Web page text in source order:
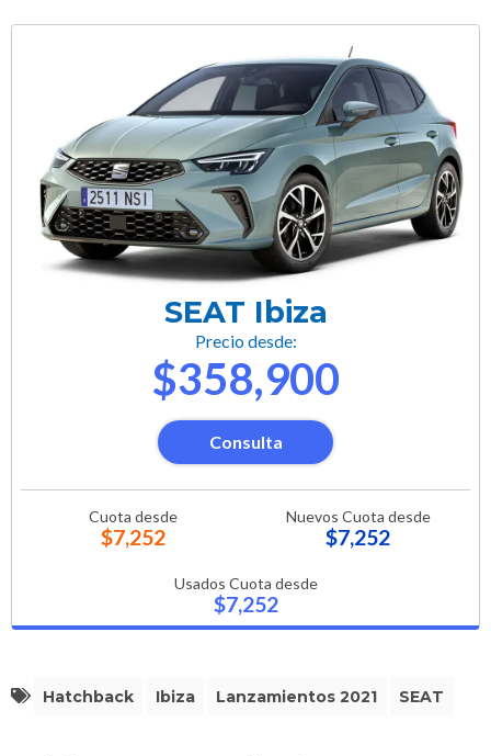
SEAT Ibiza
Precio desde:
$358,900
Consulta
Cuota desde
$7,252
Nuevos Cuota desde
$7,252
Usados Cuota desde
$7,252
Hatchback Ibiza Lanzamientos 2021 SEAT